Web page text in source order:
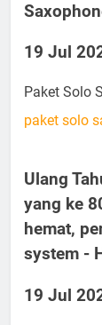
19 Jul
Paket Solo
paket solo
Ulang
yang ke
hemat,
system -
19 Jul